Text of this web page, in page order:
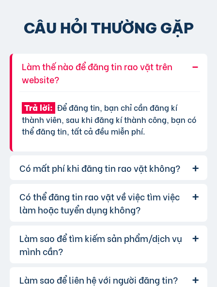
CÂU HỎI THƯỜNG GẶP
Làm thế nào để đăng tin rao vặt trên
website?
Trả lời: Để đăng tin, bạn chỉ cần đăng kí
thành viên, sau khi đăng kí thành công, bạn có
thể đăng tin, tất cả đều miễn phí.
Có mất phí khi đăng tin rao vặt không?
Trả lời: Chúng tôi cung cấp gói đăng tin miễn
phí cơ bản cho tất cả người dùng. Tuy nhiên, để
tăng hiệu quả quảng cáo và được ưu tiên hiển
thị, bạn có thể lựa chọn các gói dịch vụ nâng
cấp với chi phí hợp lý, xem thêmphí dịch vụ tin
VIP.
Có thể đăng tin rao vặt về việc tìm việc
làm hoặc tuyển dụng không?
Trả lời: Hoàn toàn có thể. Website của chúng
tôi hỗ trợ đăng tin tuyển dụng và tìm việc làm.
đủ thông tin.
Làm sao để tìm kiếm sản phẩm/dịch vụ
mình cần?
Trả lời: Bạn có thể sử dụng công cụ tìm kiếm
Làm sao để liên hệ với người đăng tin?